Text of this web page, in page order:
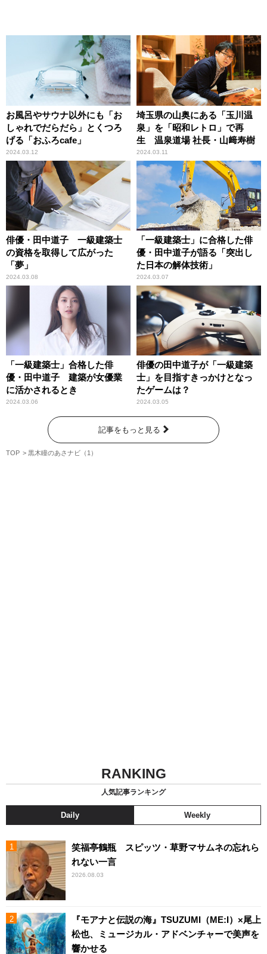
お風呂やサウナ以外にも「お
しゃれでだらだら」とくつろ
げる「おふろcafe」
2024.03.12
埼玉県の山奥にある「玉川温
泉」を「昭和レトロ」で再
生 温泉道場 社長・山﨑寿樹
2024.03.11
俳優・田中道子 一級建築士
の資格を取得して広がった
「夢」
2024.03.08
「一級建築士」に合格した俳
優・田中道子が語る「突出し
た日本の解体技術」
2024.03.07
「一級建築士」合格した俳
優・田中道子 建築が女優業
に活かされるとき
2024.03.06
俳優の田中道子が「一級建築
士」を目指すきっかけとなっ
たゲームは？
2024.03.05
記事をもっと見る
TOP 黒木瞳のあさナビ（1）
RANKING
人気記事ランキング
Daily Weekly
笑福亭鶴瓶 スピッツ・草野マサムネの忘れら
れない一言
2026.08.03
『モアナと伝説の海』TSUZUMI（ME:I）×尾上
松也、ミュージカル・アドベンチャーで美声を
響かせる